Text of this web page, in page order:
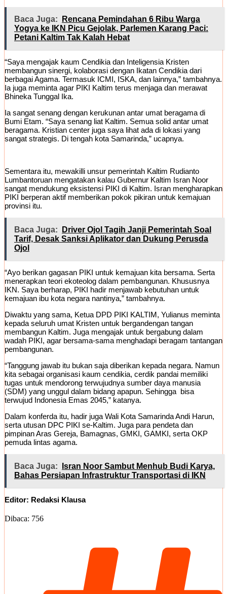
Baca Juga:
Rencana Pemindahan 6 Ribu Warga
Yogya ke IKN Picu Gejolak, Parlemen Karang Paci:
Petani Kaltim Tak Kalah Hebat
“Saya mengajak kaum Cendikia dan Inteligensia Kristen
membangun sinergi, kolaborasi dengan Ikatan Cendikia dari
berbagai Agama. Termasuk ICMI, ISKA, dan lainnya,” tambahnya.
Ia juga meminta agar PIKI Kaltim terus menjaga dan merawat
Bhineka Tunggal Ika.
Ia sangat senang dengan kerukunan antar umat beragama di
Bumi Etam. “Saya senang liat Kaltim. Semua solid antar umat
beragama. Kristian center juga saya lihat ada di lokasi yang
sangat strategis. Di tengah kota Samarinda,” ucapnya.
Sementara itu, mewakilli unsur pemerintah Kaltim Rudianto
Lumbantoruan mengatakan kalau Gubernur Kaltim Isran Noor
sangat mendukung eksistensi PIKI di Kaltim. Isran mengharapkan
PIKI berperan aktif memberikan pokok pikiran untuk kemajuan
provinsi itu.
Baca Juga:
Driver Ojol Tagih Janji Pemerintah Soal
Tarif, Desak Sanksi Aplikator dan Dukung Perusda
Ojol
“Ayo berikan gagasan PIKI untuk kemajuan kita bersama. Serta
menerapkan teori ekoteolog dalam pembangunan. Khususnya
IKN. Saya berharap, PIKI hadir menjawab kebutuhan untuk
kemajuan ibu kota negara nantinya,” tambahnya.
Diwaktu yang sama, Ketua DPD PIKI KALTIM, Yulianus meminta
kepada seluruh umat Kristen untuk bergandengan tangan
membangun Kaltim. Juga mengajak untuk bergabung dalam
wadah PIKI, agar bersama-sama menghadapi beragam tantangan
pembangunan.
“Tanggung jawab itu bukan saja diberikan kepada negara. Namun
kita sebagai organisasi kaum cendikia, cerdik pandai memiliki
tugas untuk mendorong terwujudnya sumber daya manusia
(SDM) yang unggul dalam bidang apapun. Sehingga bisa
terwujud Indonesia Emas 2045,” katanya.
Dalam konferda itu, hadir juga Wali Kota Samarinda Andi Harun,
serta utusan DPC PIKI se-Kaltim. Juga para pendeta dan
pimpinan Aras Gereja, Bamagnas, GMKI, GAMKI, serta OKP
pemuda lintas agama.
Baca Juga:
Isran Noor Sambut Menhub Budi Karya,
Bahas Persiapan Infrastruktur Transportasi di IKN
Editor: Redaksi Klausa
Dibaca: 756